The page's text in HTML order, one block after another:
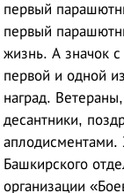
первый
первый
жизнь. А значок
первой и одной
наград.
десантники,
аплодисментами.
Башкирского
организации